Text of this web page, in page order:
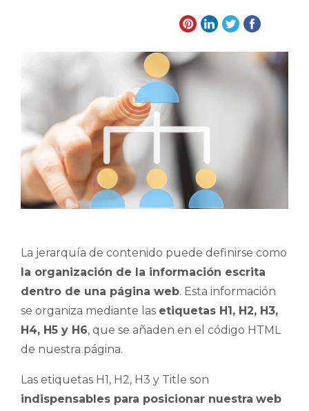
La jerarquía de contenido puede definirse como
la organización de la información escrita
dentro de una página web. Esta información
se organiza mediante las etiquetas H1, H2, H3,
H4, H5 y H6, que se añaden en el código HTML
de nuestra página.
Las etiquetas H1, H2, H3 y Title son
indispensables para posicionar nuestra web